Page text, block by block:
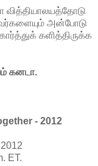
அன்போடு
களித்திருக்க
கனடா.
- 2012
ET.